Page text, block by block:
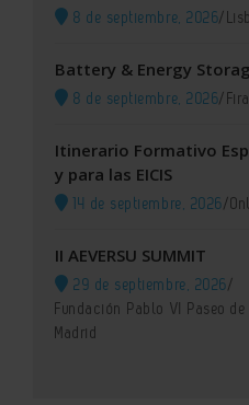
8 de septiembre, 2026/
Battery & Energy
8 de septiembre, 2026/
Itinerario Formativo
y para las EICIS
14 de septiembre, 2026/
II AEVERSU SUMMIT
29 de septiembre, 2026/
Fundación Pablo VI Paseo
Madrid